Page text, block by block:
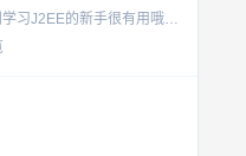
这是配置J2EE的安装的命令，对刚学习J2EE的新手很有用哦。...